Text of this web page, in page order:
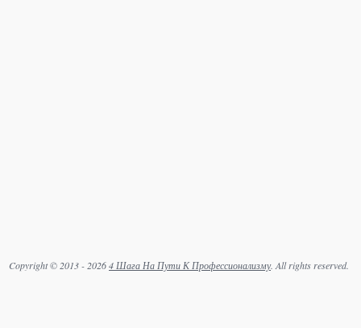
Copyright © 2013 - 20264 Шага На Пути К Профессионализму. All rights reserved.